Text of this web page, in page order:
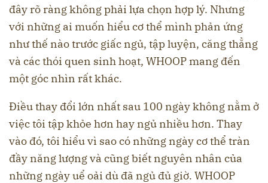
đây rõ ràng không phải lựa chọn hợp lý. Nhưng
với những ai muốn hiểu cơ thể mình phản ứng
như thế nào trước giấc ngủ, tập luyện, căng thẳng
và các thói quen sinh hoạt, WHOOP mang đến
một góc nhìn rất khác.
Điều thay đổi lớn nhất sau 100 ngày không nằm ở
việc tôi tập khỏe hơn hay ngủ nhiều hơn. Thay
vào đó, tôi hiểu vì sao có những ngày cơ thể tràn
đầy năng lượng và cũng biết nguyên nhân của
những ngày uể oải dù đã ngủ đủ giờ. WHOOP